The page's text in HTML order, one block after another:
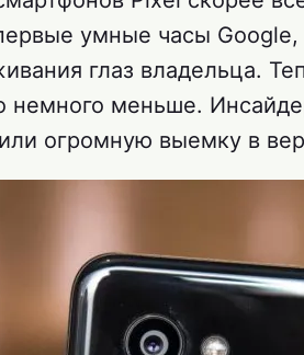
умные часы
глаз владельца.
немного меньше.
огромную выемку в